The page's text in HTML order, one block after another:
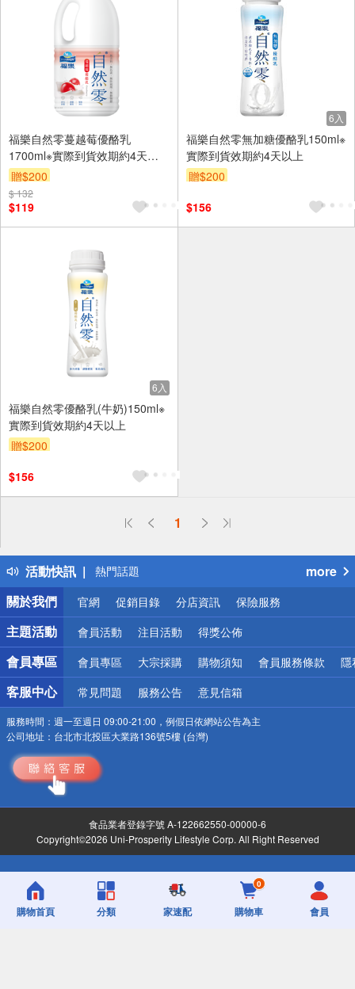
福樂自然零蔓越莓優酪乳
1700ml※實際到貨效期約4天以
上
贈$200
$ 132
$119
6入
福樂自然零無加糖優酪乳150ml※
實際到貨效期約4天以上
贈$200
$156
6入
福樂自然零優酪乳(牛奶)150ml※
實際到貨效期約4天以上
贈$200
$156
1
活動快訊
偏遠地區配送
得獎公告
熱門話題
銀行優惠
偏遠地區配送
詐騙網頁！請小心！
more
關於我們
官網 促銷目錄 分店資訊 保險服務
主題活動 會員活動 注目活動 得獎公佈
會員專區 會員專區 大宗採購 購物須知 會員服務條款 隱
客服中心 常見問題 服務公告 意見信箱
服務時間： 週一至週日 09:00-21:00，例假日依網站公告為主
公司地址： 台北市北投區大業路136號5樓 (台灣)
食品業者登錄字號 A-122662550-00000-6
Copyright©2026 Uni-Prosperity Lifestyle Corp. All Right Reserved
購物首頁 分類 家速配
0
購物車 會員